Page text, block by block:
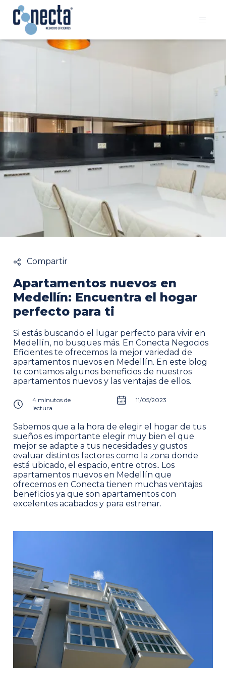
Compartir
Apartamentos nuevos en
Medellín: Encuentra el hogar
perfecto para ti
Si estás buscando el lugar perfecto para vivir en
Medellín, no busques más. En Conecta Negocios
Eficientes te ofrecemos la mejor variedad de
apartamentos nuevos en Medellín. En este blog
te contamos algunos beneficios de nuestros
apartamentos nuevos y las ventajas de ellos.
4 minutos de
lectura
11/05/2023
Sabemos que a la hora de elegir el hogar de tus
sueños es importante elegir muy bien el que
mejor se adapte a tus necesidades y gustos
evaluar distintos factores como la zona donde
está ubicado, el espacio, entre otros.. Los
apartamentos nuevos en Medellín que
ofrecemos en Conecta tienen muchas ventajas
beneficios ya que son apartamentos con
excelentes acabados y para estrenar.